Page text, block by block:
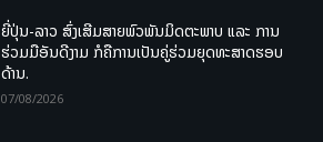
ຍີ່ປຸ່ນ-ລາວ ສົ່ງເສີມສາຍພົວພັນມິດຕະພາບ ແລະ ການ
ຮ່ວມມືອັນດີງາມ ກໍຄືການເປັນຄູ່ຮ່ວມຍຸດທະສາດຮອບ
ດ້ານ.
07/08/2026